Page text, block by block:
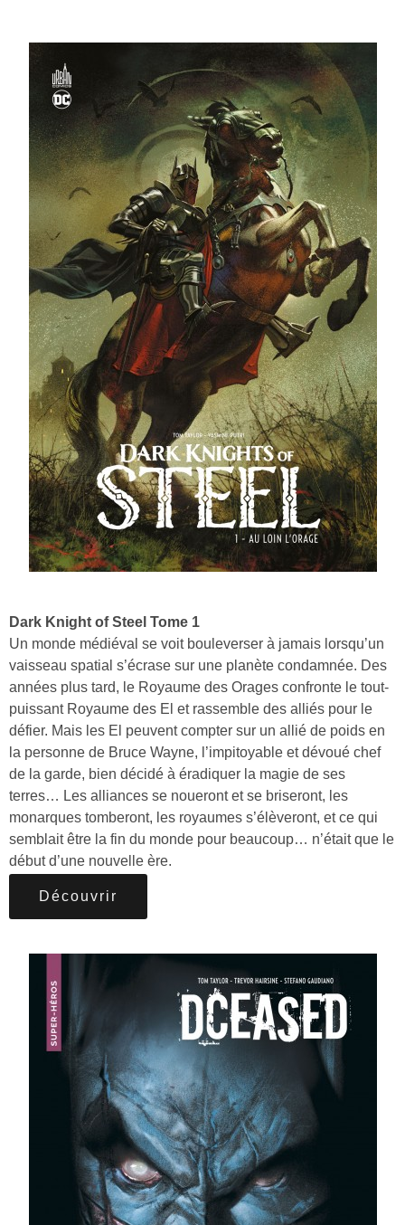
Dark Knight of Steel Tome 1
Un monde médiéval se voit bouleverser à jamais lorsqu’un
vaisseau spatial s’écrase sur une planète condamnée. Des
années plus tard, le Royaume des Orages confronte le tout-
puissant Royaume des El et rassemble des alliés pour le
défier. Mais les El peuvent compter sur un allié de poids en
la personne de Bruce Wayne, l’impitoyable et dévoué chef
de la garde, bien décidé à éradiquer la magie de ses
terres… Les alliances se noueront et se briseront, les
monarques tomberont, les royaumes s’élèveront, et ce qui
semblait être la fin du monde pour beaucoup… n’était que le
début d’une nouvelle ère.
Découvrir